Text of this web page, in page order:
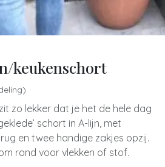
keukenschort
zo lekker dat je het de hele dag
schort in A-lijn, met
en twee handige zakjes opzij.
rond voor vlekken of stof.